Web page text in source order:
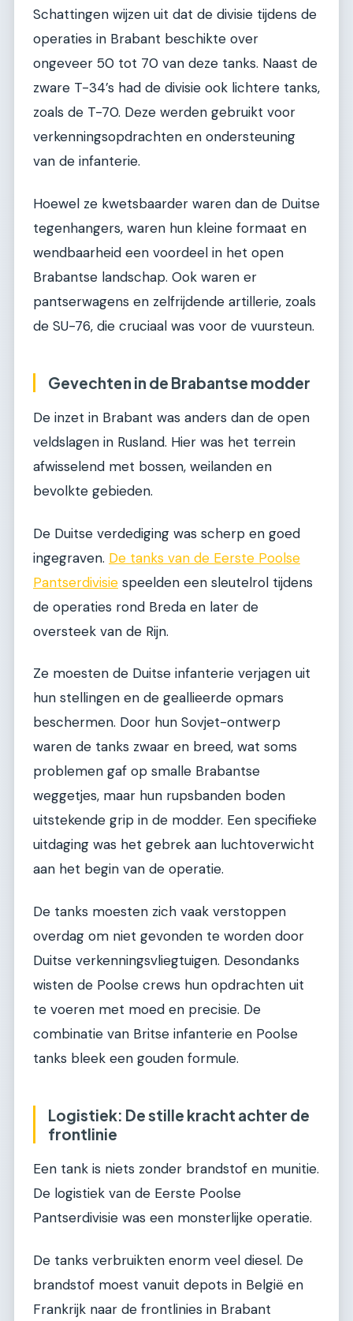
Schattingen wijzen uit dat de divisie tijdens de
operaties in Brabant beschikte over
ongeveer 50 tot 70 van deze tanks. Naast de
zware T-34’s had de divisie ook lichtere tanks,
zoals de T-70. Deze werden gebruikt voor
verkenningsopdrachten en ondersteuning
van de infanterie.
Hoewel ze kwetsbaarder waren dan de Duitse
tegenhangers, waren hun kleine formaat en
wendbaarheid een voordeel in het open
Brabantse landschap. Ook waren er
pantserwagens en zelfrijdende artillerie, zoals
de SU-76, die cruciaal was voor de vuursteun.
Gevechten in de Brabantse modder
De inzet in Brabant was anders dan de open
veldslagen in Rusland. Hier was het terrein
afwisselend met bossen, weilanden en
bevolkte gebieden.
De Duitse verdediging was scherp en goed
ingegraven. De tanks van de Eerste Poolse
Pantserdivisie speelden een sleutelrol tijdens
de operaties rond Breda en later de
oversteek van de Rijn.
Ze moesten de Duitse infanterie verjagen uit
hun stellingen en de geallieerde opmars
beschermen. Door hun Sovjet-ontwerp
waren de tanks zwaar en breed, wat soms
problemen gaf op smalle Brabantse
weggetjes, maar hun rupsbanden boden
uitstekende grip in de modder. Een specifieke
uitdaging was het gebrek aan luchtoverwicht
aan het begin van de operatie.
De tanks moesten zich vaak verstoppen
overdag om niet gevonden te worden door
Duitse verkenningsvliegtuigen. Desondanks
wisten de Poolse crews hun opdrachten uit
te voeren met moed en precisie. De
combinatie van Britse infanterie en Poolse
tanks bleek een gouden formule.
Logistiek: De stille kracht achter de
frontlinie
Een tank is niets zonder brandstof en munitie.
De logistiek van de Eerste Poolse
Pantserdivisie was een monsterlijke operatie.
De tanks verbruikten enorm veel diesel. De
brandstof moest vanuit depots in België en
Frankrijk naar de frontlinies in Brabant